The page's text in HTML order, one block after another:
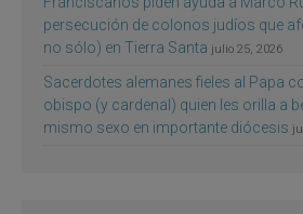
persecución de colonos judíos que
no sólo) en Tierra Santa julio 25, 2026
Sacerdotes alemanes fieles al Papa
obispo (y cardenal) quien les orilla a
mismo sexo en importante diócesis